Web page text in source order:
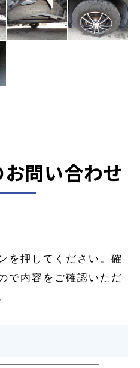
問い合わせ
を押してください。確
で内容をご確認いただ